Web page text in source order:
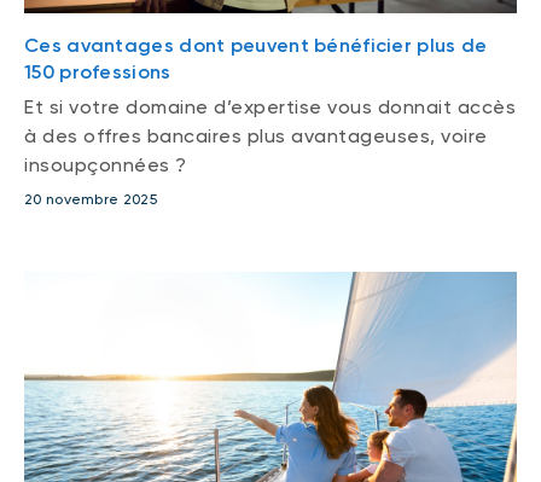
Ces avantages dont peuvent bénéficier plus de
150 professions
Et si votre domaine d’expertise vous donnait accès
à des offres bancaires plus avantageuses, voire
insoupçonnées ?
20 novembre 2025